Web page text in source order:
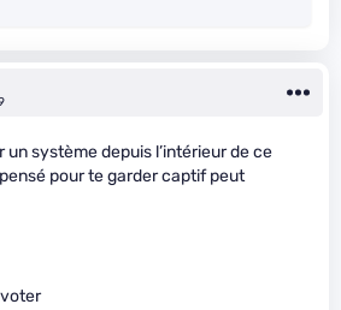
système depuis l’intérieur de ce
pour te garder captif peut